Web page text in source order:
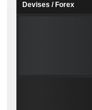
Devises / Forex